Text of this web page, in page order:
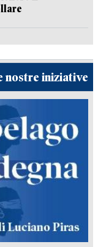
nostre iniziative